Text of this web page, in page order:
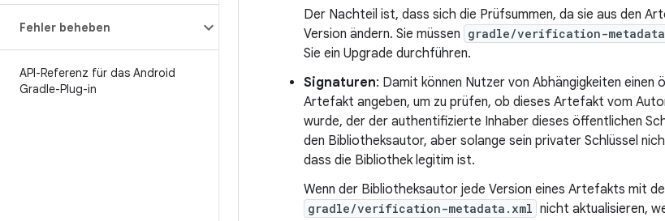
Fehler beheben
API-Referenz für das Android
Gradle-Plug-in
Der Nachteil ist, dass sich die Prüfsummen, da sie aus den
Version ändern. Sie müssen gradle/verification-
Sie ein Upgrade durchführen.
Signaturen: Damit können Nutzer von Abhängigkeiten
Artefakt angeben, um zu prüfen, ob dieses Artefakt vom
wurde, der der authentifizierte Inhaber dieses öffentlichen
den Bibliotheksautor, aber solange sein privater Schlüssel
dass die Bibliothek legitim ist.
Wenn der Bibliotheksautor jede Version eines Artefakts mit
gradle/verification-metadata.xml nicht aktualisieren,